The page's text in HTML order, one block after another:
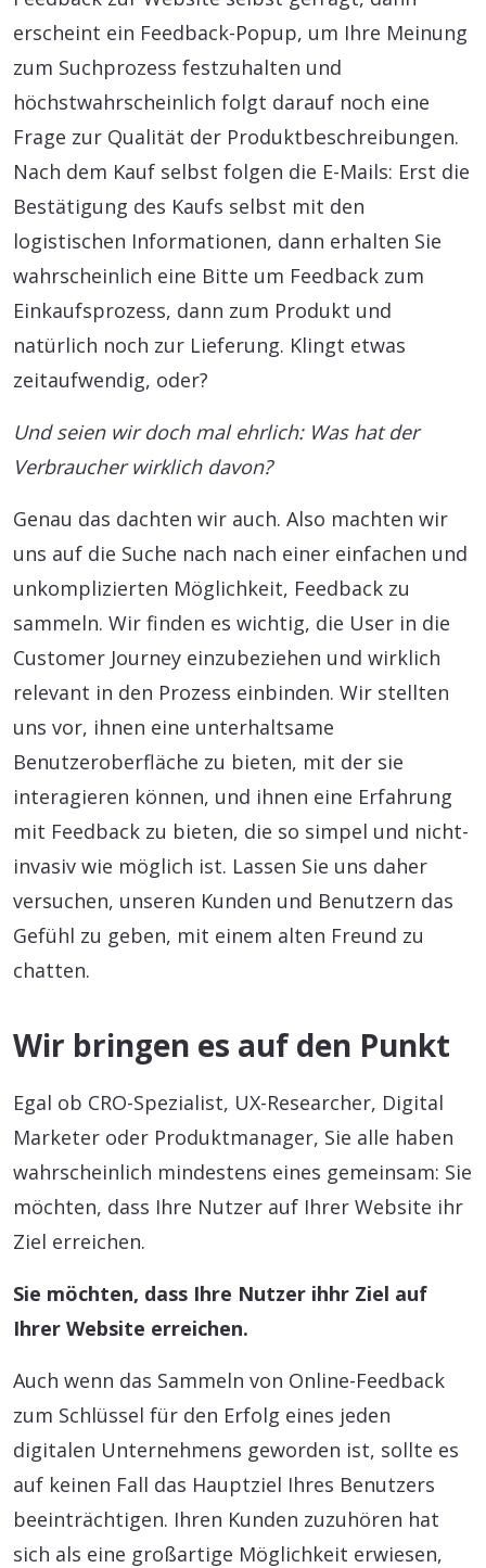
erscheint ein Feedback-Popup, um Ihre Meinung
zum Suchprozess festzuhalten und
höchstwahrscheinlich folgt darauf noch eine
Frage zur Qualität der Produktbeschreibungen.
Nach dem Kauf selbst folgen die E-Mails: Erst die
Bestätigung des Kaufs selbst mit den
logistischen Informationen, dann erhalten Sie
wahrscheinlich eine Bitte um Feedback zum
Einkaufsprozess, dann zum Produkt und
natürlich noch zur Lieferung. Klingt etwas
zeitaufwendig, oder?
Und seien wir doch mal ehrlich: Was hat der
Verbraucher wirklich davon?
Genau das dachten wir auch. Also machten wir
uns auf die Suche nach nach einer einfachen und
unkomplizierten Möglichkeit, Feedback zu
sammeln. Wir finden es wichtig, die User in die
Customer Journey einzubeziehen und wirklich
relevant in den Prozess einbinden. Wir stellten
uns vor, ihnen eine unterhaltsame
Benutzeroberfläche zu bieten, mit der sie
interagieren können, und ihnen eine Erfahrung
mit Feedback zu bieten, die so simpel und nicht-
invasiv wie möglich ist. Lassen Sie uns daher
versuchen, unseren Kunden und Benutzern das
Gefühl zu geben, mit einem alten Freund zu
chatten.
Wir bringen es auf den Punkt
Egal ob CRO-Spezialist, UX-Researcher, Digital
Marketer oder Produktmanager, Sie alle haben
wahrscheinlich mindestens eines gemeinsam: Sie
möchten, dass Ihre Nutzer auf Ihrer Website ihr
Ziel erreichen.
Sie möchten, dass Ihre Nutzer ihhr Ziel auf
Ihrer Website erreichen.
Auch wenn das Sammeln von Online-Feedback
zum Schlüssel für den Erfolg eines jeden
digitalen Unternehmens geworden ist, sollte es
auf keinen Fall das Hauptziel Ihres Benutzers
beeinträchtigen. Ihren Kunden zuzuhören hat
sich als eine großartige Möglichkeit erwiesen,